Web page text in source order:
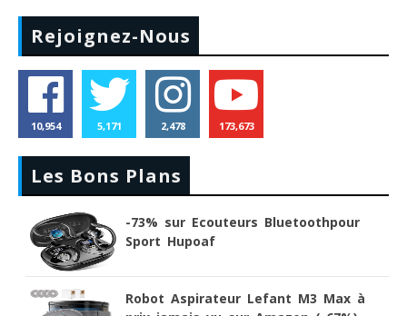
Rejoignez-Nous
10,954 5,171 2,478 173,673
Les Bons Plans
-73% sur Ecouteurs Bluetoothpour
Sport Hupoaf
Robot Aspirateur Lefant M3 Max à